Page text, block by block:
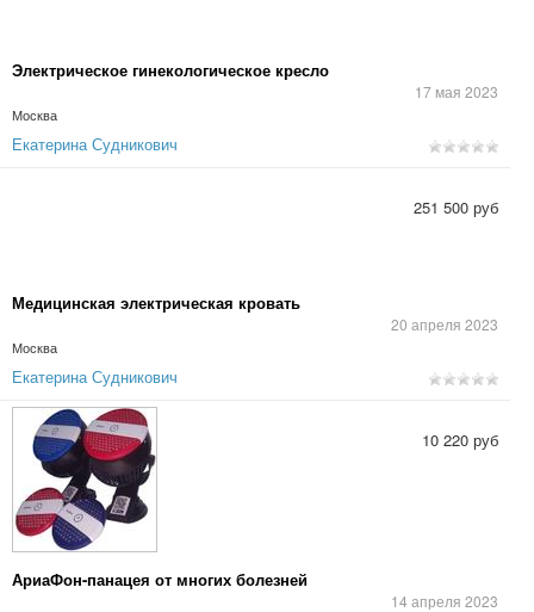
Электрическое гинекологическое кресло
17 мая 2023
Москва
Екатерина Судникович
Медицинская электрическая кровать
20 апреля 2023
Москва
251 500 руб
Екатерина Судникович
АриаФон-панацея от многих болезней
14 апреля 2023
10 220 руб